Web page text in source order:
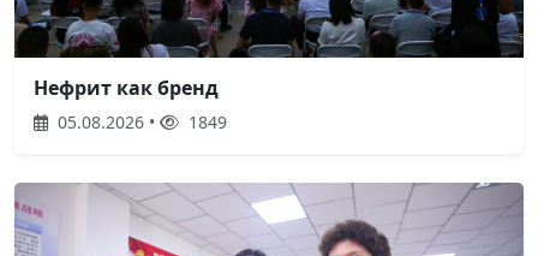
Нефрит как бренд
05.08.2026 • 1849